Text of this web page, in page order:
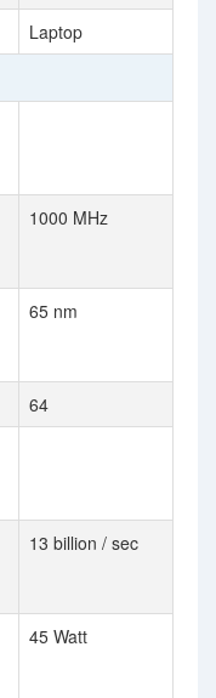
Laptop
1000 MHz
65 nm
64
13 billion / sec
45 Watt